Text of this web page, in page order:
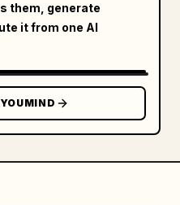
them, generate
it from one AI